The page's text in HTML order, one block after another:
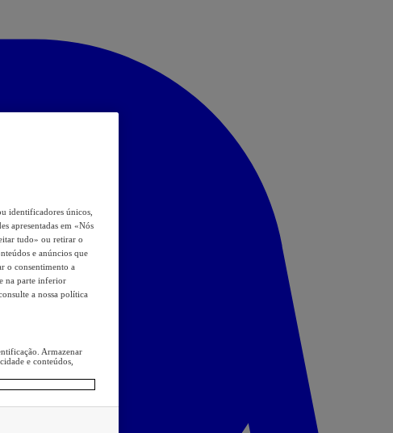
identificadores únicos,
apresentadas em «Nós
tudo» ou retirar o
e anúncios que
o consentimento a
na parte inferior
a nossa política
Armazenar
e conteúdos,